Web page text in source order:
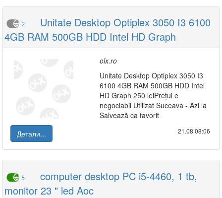
2
Unitate Desktop Optiplex 3050 I3 6100
4GB RAM 500GB HDD Intel HD Graph
olx.ro
Unitate Desktop Optiplex 3050 I3
6100 4GB RAM 500GB HDD Intel
HD Graph 250 leiPrețul e
negociabil Utilizat Suceava - Azi la
Salvează ca favorit
Детали...
21.08|08:06
5
computer desktop PC i5-4460, 1 tb,
monitor 23 " led Aoc